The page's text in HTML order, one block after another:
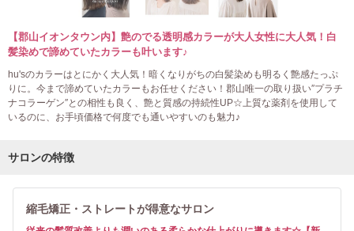
【郡山イオンタウン内】艶のでる透明感カラーが大人女性に大人気！白
髪染めで諦めていたカラーも叶います♪
hu'sのカラーはとにかく大人気！暗くなりがちの白髪染めも明るく艶感たっぷ
りに。今まで諦めていたカラーもお任せください！郡山唯一の取り扱い″プラチ
ナコラーゲン″との相性も良く、艶と質感の持続性UP☆上質な薬剤を使用して
いるのに、お手頃価格で何度でも通いやすいのも魅力♪
サロンの特徴
縮毛矯正・ストレートが得意なサロン